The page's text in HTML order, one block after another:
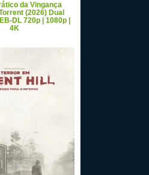
da Vingança
(2026) Dual
DL 720p | 1080p |
4K